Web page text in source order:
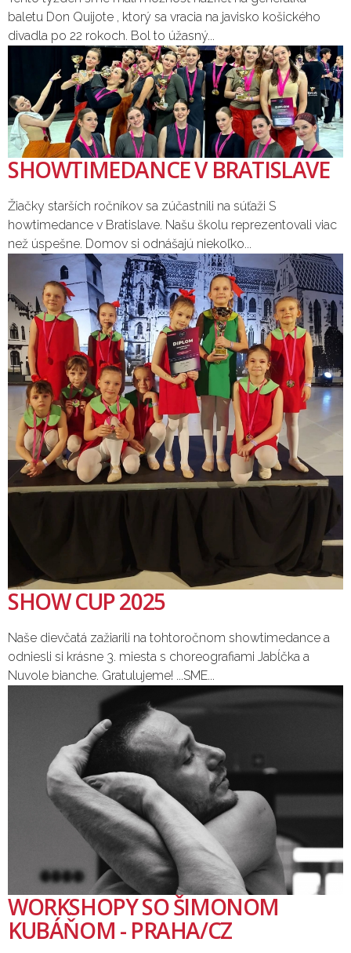
baletu Don Quijote , ktorý sa vracia na javisko košického
divadla po 22 rokoch. Bol to úžasný...
SHOWTIMEDANCE V BRATISLAVE
Žiačky starších ročníkov sa zúčastnili na súťaži S
howtimedance v Bratislave. Našu školu reprezentovali viac
než úspešne. Domov si odnášajú niekoľko...
SHOW CUP 2025
Naše dievčatá zažiarili na tohtoročnom showtimedance a
odniesli si krásne 3. miesta s choreografiami Jabĺčka a
Nuvole bianche. Gratulujeme! ...SME...
WORKSHOPY SO ŠIMONOM
KUBÁŇOM - PRAHA/CZ